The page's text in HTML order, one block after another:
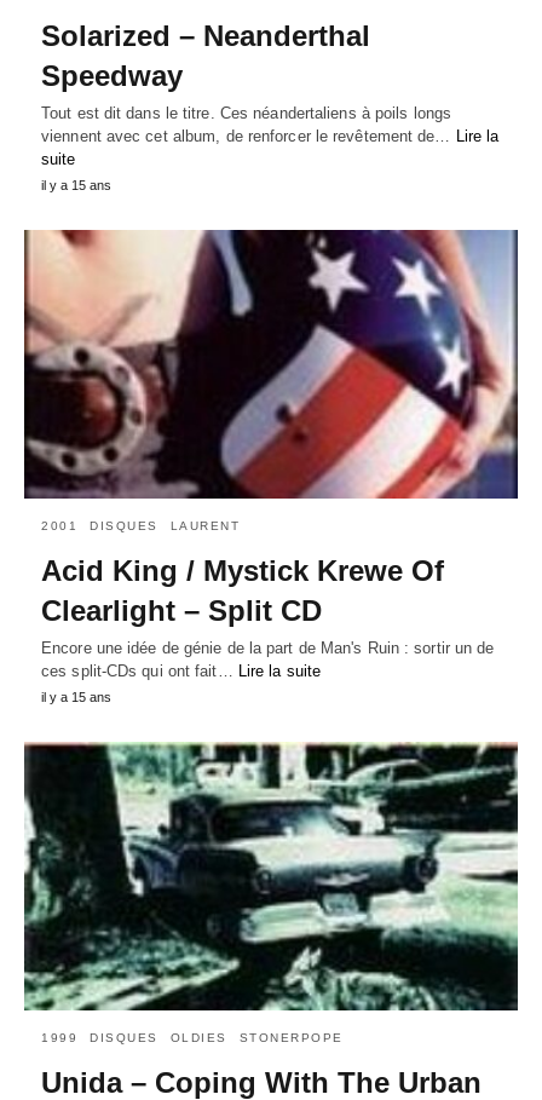
Solarized – Neanderthal
Speedway
Tout est dit dans le titre. Ces néandertaliens à poils longs
viennent avec cet album, de renforcer le revêtement de… Lire la
suite
il y a 15 ans
2001 DISQUES LAURENT
Acid King / Mystick Krewe Of
Clearlight – Split CD
Encore une idée de génie de la part de Man's Ruin : sortir un de
ces split-CDs qui ont fait…
Lire la suite
il y a 15 ans
1999 DISQUES OLDIES STONERPOPE
Unida – Coping With The Urban